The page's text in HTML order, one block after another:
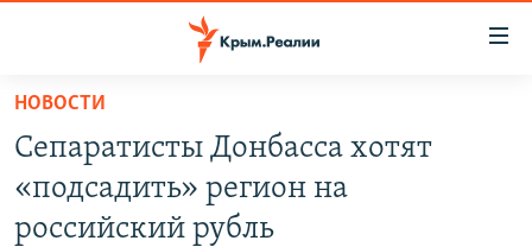
Вернуться
основному
содержанию
СПЕЦПРОЕКТЫ
ГРУЗ 200
НОВОСТИ
Сепаратисты Донбасса хотят
«подсадить» регион на
российский рубль